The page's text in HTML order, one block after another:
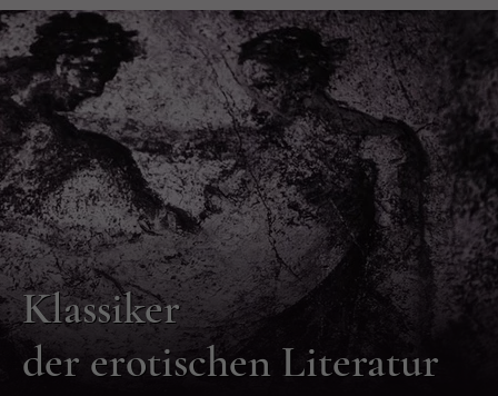
Klassiker
der erotischen Literatur